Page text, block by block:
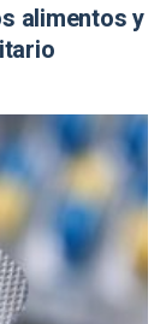
alimentos y